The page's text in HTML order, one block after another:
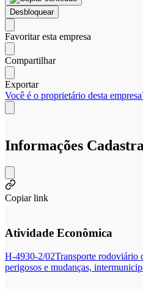
Desbloquear
Favoritar esta empresa
Compartilhar
Exportar
Você é o proprietário desta
Informações
Copiar link
Atividade Econômica
H-4930-2/02Transporte rodoviário
perigosos e mudanças,